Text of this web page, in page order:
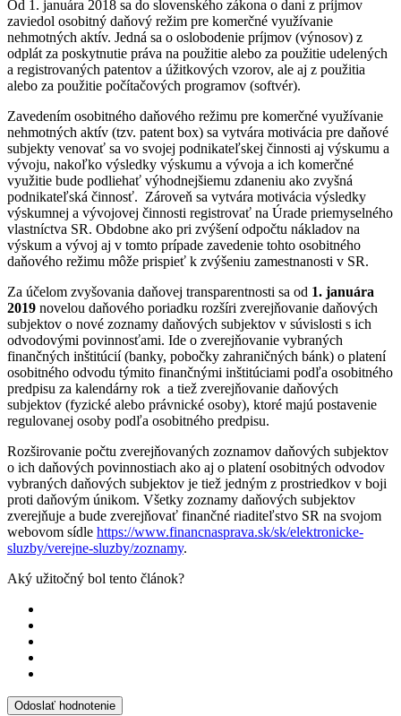
Od 1. januára 2018 sa do slovenského zákona o dani z príjmov
zaviedol osobitný daňový režim pre komerčné využívanie
nehmotných aktív. Jedná sa o oslobodenie príjmov (výnosov) z
odplát za poskytnutie práva na použitie alebo za použitie udelených
a registrovaných patentov a úžitkových vzorov, ale aj z použitia
alebo za použitie počítačových programov (softvér).
Zavedením osobitného daňového režimu pre komerčné využívanie
nehmotných aktív (tzv. patent box) sa vytvára motivácia pre daňové
subjekty venovať sa vo svojej podnikateľskej činnosti aj výskumu a
vývoju, nakoľko výsledky výskumu a vývoja a ich komerčné
využitie bude podliehať výhodnejšiemu zdaneniu ako zvyšná
podnikateľská činnosť. Zároveň sa vytvára motivácia výsledky
výskumnej a vývojovej činnosti registrovať na Úrade priemyselného
vlastníctva SR. Obdobne ako pri zvýšení odpočtu nákladov na
výskum a vývoj aj v tomto prípade zavedenie tohto osobitného
daňového režimu môže prispieť k zvýšeniu zamestnanosti v SR.
Za účelom zvyšovania daňovej transparentnosti sa od 1. januára
2019 novelou daňového poriadku rozšíri zverejňovanie daňových
subjektov o nové zoznamy daňových subjektov v súvislosti s ich
odvodovými povinnosťami. Ide o zverejňovanie vybraných
finančných inštitúcií (banky, pobočky zahraničných bánk) o platení
osobitného odvodu týmito finančnými inštitúciami podľa osobitného
predpisu za kalendárny rok a tiež zverejňovanie daňových
subjektov (fyzické alebo právnické osoby), ktoré majú postavenie
regulovanej osoby podľa osobitného predpisu.
Rozširovanie počtu zverejňovaných zoznamov daňových subjektov
o ich daňových povinnostiach ako aj o platení osobitných odvodov
vybraných daňových subjektov je tiež jedným z prostriedkov v boji
proti daňovým únikom. Všetky zoznamy daňových subjektov
zverejňuje a bude zverejňovať finančné riaditeľstvo SR na svojom
webovom sídle https://www.financnasprava.sk/sk/elektronicke-
sluzby/verejne-sluzby/zoznamy.
Aký užitočný bol tento článok?
Odoslať hodnotenie